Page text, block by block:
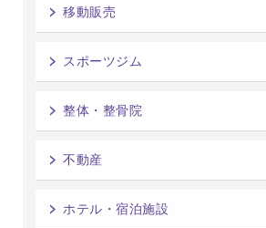
移動販売
スポーツジム
整体・整骨院
不動産
ホテル・宿泊施設